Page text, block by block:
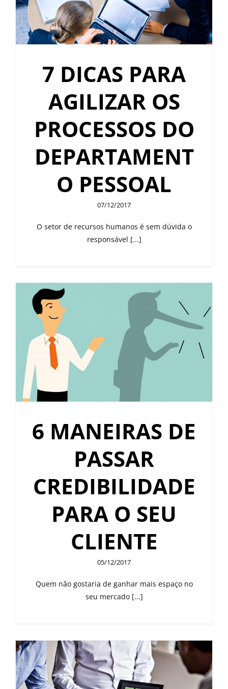
7 DICAS PARA
AGILIZAR OS
PROCESSOS DO
DEPARTAMENT
O PESSOAL
07/12/2017
O setor de recursos humanos é sem dúvida o
responsável [...]
6 MANEIRAS DE
PASSAR
CREDIBILIDADE
PARA O SEU
CLIENTE
05/12/2017
Quem não gostaria de ganhar mais espaço no
seu mercado [...]